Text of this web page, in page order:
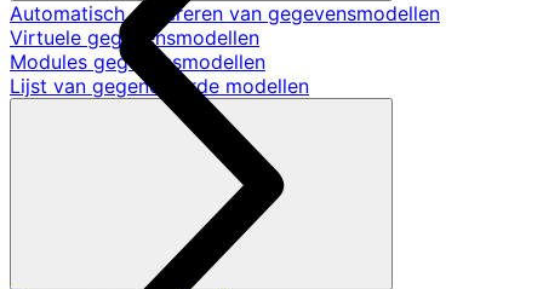
Automatisch genereren van gegevensmodellen
Virtuele gegevensmodellen
Modules gegevensmodellen
Lijst van gegenereerde modellen